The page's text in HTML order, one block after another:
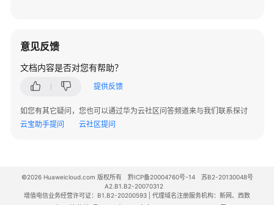
全
设
身
商
配
意见反馈
文档内容是否对您有帮助？
提供反馈
如您有其它疑问，您也可以通过华为云社区问答频道来与我们联系探讨
云宝助手提问
云社区提问
©2026 Huaweicloud.com 版权所有 黔ICP备20004760号-14
苏B2-20130048号
A2.B1.B2-20070312
增值电信业务经营许可证：B1.B2-20200593 | 代理域名注册服务机构：新网、西数